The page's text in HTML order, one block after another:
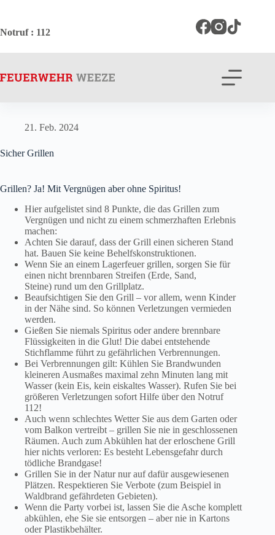
springen
Notruf: 112
21. Feb. 2024
Sicher Grillen
Grillen? Ja! Mit Vergnügen aber ohne Spiritus!
Hier aufgelistet sind 8 Punkte, die das Grillen zum
Vergnügen und nicht zu einem schmerzhaften Erlebnis
machen:
Achten Sie darauf, dass der Grill einen sicheren Stand
hat. Bauen Sie keine Behelfskonstruktionen.
Wenn Sie an einem Lagerfeuer grillen, sorgen Sie für
einen nicht brennbaren Streifen (Erde, Sand,
Steine) rund um den Grillplatz.
Beaufsichtigen Sie den Grill – vor allem, wenn Kinder
in der Nähe sind. So können Verletzungen vermieden
werden.
Gießen Sie niemals Spiritus oder andere brennbare
Flüssigkeiten in die Glut! Die dabei entstehende
Stichflamme führt zu gefährlichen Verbrennungen.
Bei Verbrennungen gilt: Kühlen Sie Brandwunden
kleineren Ausmaßes maximal zehn Minuten lang mit
Wasser (kein Eis, kein eiskaltes Wasser). Rufen Sie bei
größeren Verletzungen sofort Hilfe über den Notruf
112!
Auch wenn schlechtes Wetter Sie aus dem Garten oder
vom Balkon vertreibt – grillen Sie nie in geschlossenen
Räumen. Auch zum Abkühlen hat der erloschene Grill
hier nichts verloren: Es besteht Lebensgefahr durch
tödliche Brandgase!
Grillen Sie in der Natur nur auf dafür ausgewiesenen
Plätzen. Respektieren Sie Verbote (zum Beispiel in
Waldbrand gefährdeten Gebieten).
Wenn die Party vorbei ist, lassen Sie die Asche komplett
abkühlen, ehe Sie sie entsorgen – aber nie in Kartons
oder Plastikbehälter.